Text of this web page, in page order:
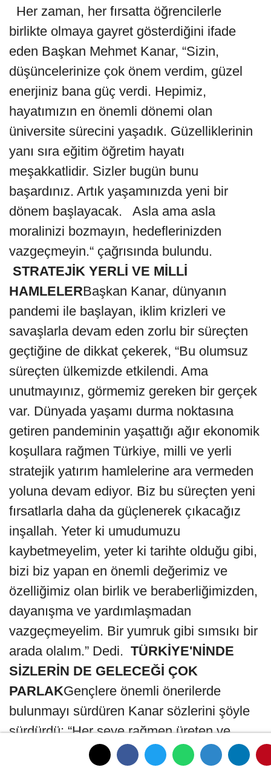
Her zaman, her fırsatta öğrencilerle
birlikte olmaya gayret gösterdiğini ifade
eden Başkan Mehmet Kanar, “Sizin,
düşüncelerinize çok önem verdim, güzel
enerjiniz bana güç verdi. Hepimiz,
hayatımızın en önemli dönemi olan
üniversite sürecini yaşadık. Güzelliklerinin
yanı sıra eğitim öğretim hayatı
meşakkatlidir. Sizler bugün bunu
başardınız. Artık yaşamınızda yeni bir
dönem başlayacak. Asla ama asla
moralinizi bozmayın, hedeflerinizden
vazgeçmeyin.“ çağrısında bulundu.
STRATEJİK YERLİ VE MİLLİ
HAMLELERBaşkan Kanar, dünyanın
pandemi ile başlayan, iklim krizleri ve
savaşlarla devam eden zorlu bir süreçten
geçtiğine de dikkat çekerek, “Bu olumsuz
süreçten ülkemizde etkilendi. Ama
unutmayınız, görmemiz gereken bir gerçek
var. Dünyada yaşamı durma noktasına
getiren pandeminin yaşattığı ağır ekonomik
koşullara rağmen Türkiye, milli ve yerli
stratejik yatırım hamlelerine ara vermeden
yoluna devam ediyor. Biz bu süreçten yeni
fırsatlarla daha da güçlenerek çıkacağız
inşallah. Yeter ki umudumuzu
kaybetmeyelim, yeter ki tarihte olduğu gibi,
bizi biz yapan en önemli değerimiz ve
özelliğimiz olan birlik ve beraberliğimizden,
dayanışma ve yardımlaşmadan
vazgeçmeyelim. Bir yumruk gibi sımsıkı bir
arada olalım.” Dedi. TÜRKİYE'NİNDE
SİZLERİN DE GELECEĞİ ÇOK
PARLAKGençlere önemli önerilerde
bulunmayı sürdüren Kanar sözlerini şöyle
sürdürdü; “Her şeye rağmen üreten ve
kalkınan bir ülkede yaşıyoruz. İşte